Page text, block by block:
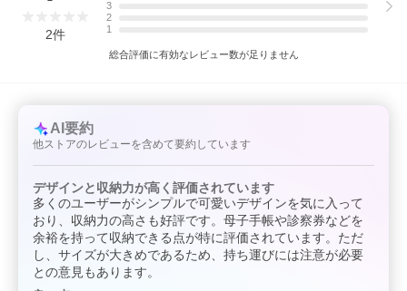
メール便をご希望の方は、購入手続き画面の「配送方法」の「変
更」から、メール便を選択して下さい。
◆ラッピング無料
2件
3
2
1
総合評価に有効なレビュー数が足りません
AI要約
他ストアのレビューを含めて要約しています
デザインと収納力が高く評価されています
多くのユーザーがシンプルで可愛いデザインを気に入って
おり、収納力の高さも好評です。母子手帳や診察券などを
余裕を持って収納できる点が特に評価されています。ただ
し、サイズが大きめであるため、持ち運びには注意が必要
との意見もあります。